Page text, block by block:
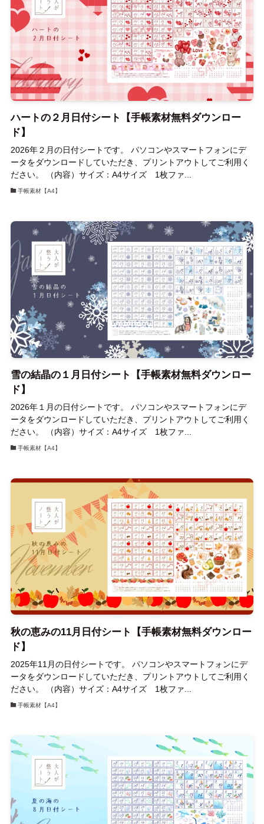
ハートの２月日付シート【手帳素材無料ダウンロー
ド】
2026年２月の日付シートです。 パソコンやスマートフォンにデ
ータをダウンロードしていただき、プリントアウトしてご利用く
ださい。 （内容）サイズ：A4サイズ 1枚ファ...
手帳素材【A4】
雪の結晶の１月日付シート【手帳素材無料ダウンロー
ド】
2026年１月の日付シートです。 パソコンやスマートフォンにデ
ータをダウンロードしていただき、プリントアウトしてご利用く
ださい。 （内容）サイズ：A4サイズ 1枚ファ...
手帳素材【A4】
秋の恵みの11月日付シート【手帳素材無料ダウンロー
ド】
2025年11月の日付シートです。 パソコンやスマートフォンにデ
ータをダウンロードしていただき、プリントアウトしてご利用く
ださい。 （内容）サイズ：A4サイズ 1枚ファ...
手帳素材【A4】